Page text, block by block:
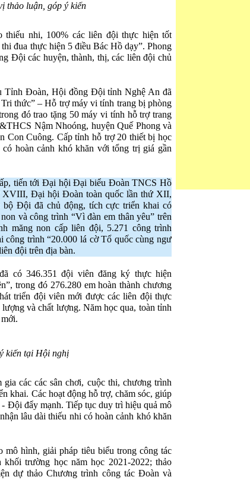
thảo luận, góp ý kiến
nhi, 100% các liên đội thực hiện tốt
đua thực hiện 5 điều Bác Hồ dạy”. Phong
Đội các huyện, thành, thị, các liên đội chủ
Tỉnh Đoàn, Hội đồng Đội tỉnh Nghệ An đã
thức” – Hỗ trợ máy vi tính trang bị phòng
đó trao tặng 50 máy vi tính hỗ trợ trang
Nậm Nhoóng, huyện Quế Phong và
Con Cuông. Cấp tỉnh hỗ trợ 20 thiết bị học
hoàn cảnh khó khăn với tổng trị giá gần
tiến tới Đại hội Đại biểu Đoàn TNCS Hồ
Đại hội Đoàn toàn quốc lần thứ XII,
bộ Đội đã chủ động, tích cực triển khai có
và công trình “Vì đàn em thân yêu” trên
măng non cấp liên đội, 5.271 công trình
công trình “20.000 lá cờ Tổ quốc cùng ngư
đội trên địa bàn.
có 346.351 đội viên đăng ký thực hiện
trong đó 276.280 em hoàn thành chương
triển đội viên mới được các liên đội thực
và chất lượng. Năm học qua, toàn tỉnh
kiến tại Hội nghị
các các sân chơi, cuộc thi, chương trình
khai. Các hoạt động hỗ trợ, chăm sóc, giúp
Đội đẩy mạnh. Tiếp tục duy trì hiệu quả mô
lâu dài thiếu nhi có hoàn cảnh khó khăn
hình, giải pháp tiêu biểu trong công tác
trường học năm học 2021-2022; thảo
dự thảo Chương trình công tác Đoàn và